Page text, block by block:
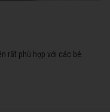
rất phù hợp với các bé.